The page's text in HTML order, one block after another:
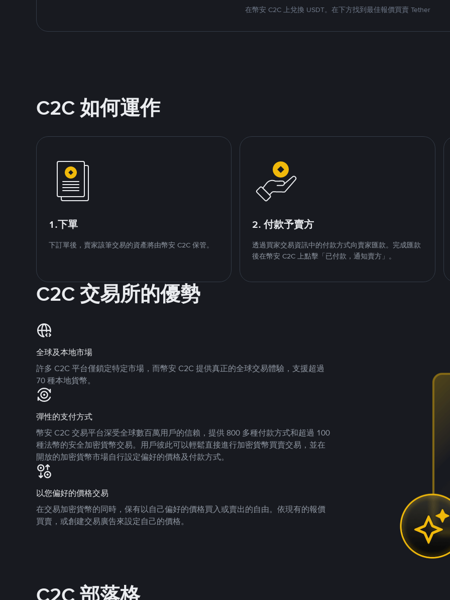
在幣安 C2C 上兌換 USDT。在下方找到最佳報價買賣 Tether
C2C 如何運作
1.下單
下訂單後，賣家該筆交易的資產將由幣安 C2C 保管。
2. 付款予賣方
透過買家交易資訊中的付款方式向賣家匯款。完成匯款
後在幣安 C2C 上點擊「已付款，通知賣方」。
C2C 交易所的優勢
全球及本地市場
許多 C2C 平台僅鎖定特定市場，而幣安 C2C 提供真正的全球交易體驗，支援超過
70 種本地貨幣。
彈性的支付方式
幣安 C2C 交易平台深受全球數百萬用戶的信賴，提供 800 多種付款方式和超過 100
種法幣的安全加密貨幣交易。用戶彼此可以輕鬆直接進行加密貨幣買賣交易，並在
開放的加密貨幣市場自行設定偏好的價格及付款方式。
以您偏好的價格交易
在交易加密貨幣的同時，保有以自己偏好的價格買入或賣出的自由。依現有的報價
買賣，或創建交易廣告來設定自己的價格。